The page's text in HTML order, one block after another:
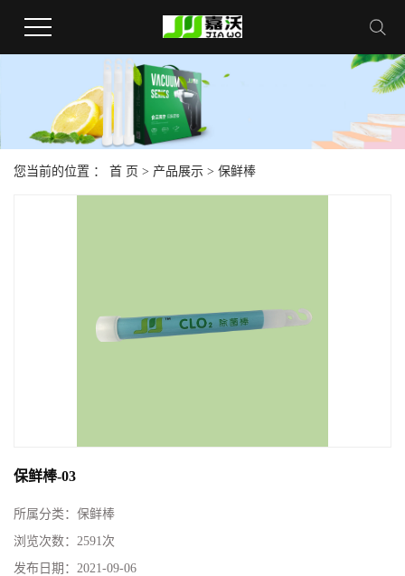
您当前的位置 ： 首 页 > 产品展示 > 保鲜棒
保鲜棒-03
所属分类： 保鲜棒
浏览次数： 2591次
发布日期： 2021-09-06